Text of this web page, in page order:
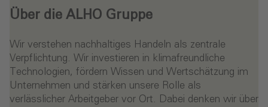
Über die ALHO Gruppe
Wir verstehen nachhaltiges Handeln als zentrale
Verpflichtung. Wir investieren in klimafreundliche
Technologien, fördern Wissen und Wertschätzung im
Unternehmen und stärken unsere Rolle als
verlässlicher Arbeitgeber vor Ort. Dabei denken wir über